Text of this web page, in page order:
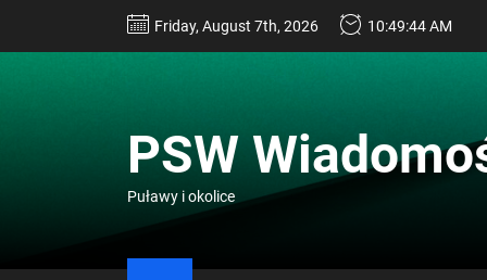
Friday, August 7th, 2026 10:49:45 AM
PSW
Puławy i okolice